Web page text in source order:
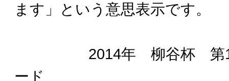
ます」という意思表示です。
2014年 柳谷杯 第1セ
ード